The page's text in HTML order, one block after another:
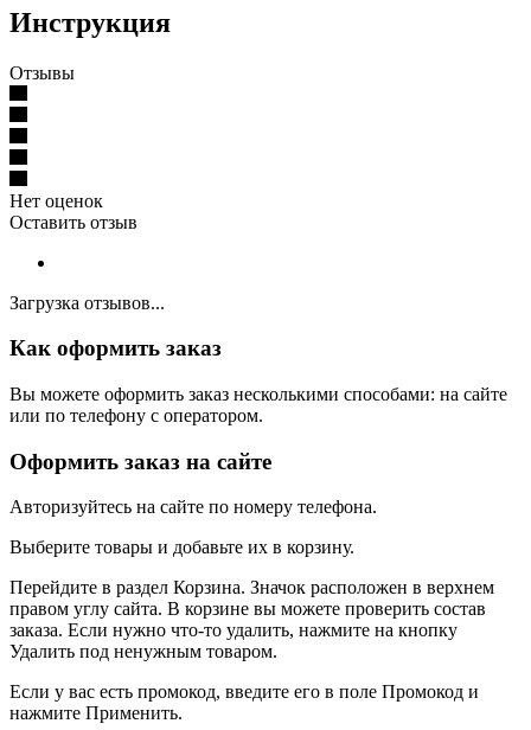
Инструкция
Отзывы
Нет оценок
Оставить отзыв
Загрузка отзывов...
Как оформить заказ
Вы можете оформить заказ несколькими способами: на сайте
или по телефону с оператором.
Оформить заказ на сайте
Авторизуйтесь на сайте по номеру телефона.
Выберите товары и добавьте их в корзину.
Перейдите в раздел Корзина. Значок расположен в верхнем
правом углу сайта. В корзине вы можете проверить состав
заказа. Если нужно что-то удалить, нажмите на кнопку
Удалить под ненужным товаром.
Если у вас есть промокод, введите его в поле Промокод и
нажмите Применить.